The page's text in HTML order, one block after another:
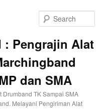
: Pengrajin Alat
dan SMA
TK Sampai SMA
Melayani Pengiriman Alat